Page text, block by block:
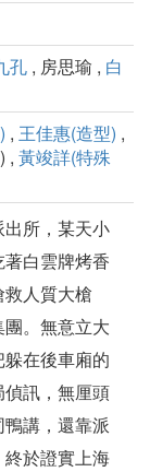
孔 , 房思瑜 , 白
, 王佳惠(造型) ,
, 黃竣詳(特殊
所，某天小
白雲牌烤香
人質大槍
。無意立大
在後車廂的
訊，無厘頭
講，還靠派
於證實上海